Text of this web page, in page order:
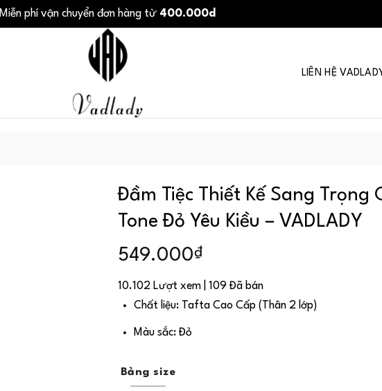
Miễn phí vận chuyển đơn hàng từ 400.000d
LIÊN HỆ
Đầm Tiệc Thiết Kế Sang Trọng
Tone Đỏ Yêu Kiều – VADLADY
549.000₫
10.102 Lượt xem | 109 Đã bán
Chất liệu: Tafta Cao Cấp (Thân 2 lớp)
Màu sắc: Đỏ
Bảng size